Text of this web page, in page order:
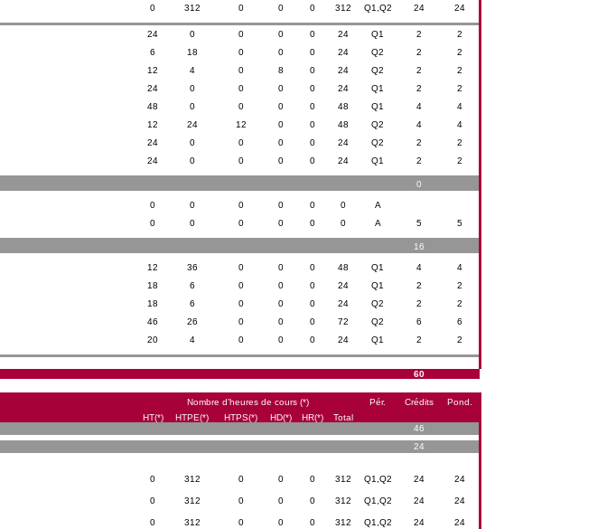
0 312 0 0 0 312 Q1,Q2 24 24
24 0 0 0 0 24 Q1 2 2
6 18 0 0 0 24 Q2 2 2
12 4 0 8 0 24 Q2 2 2
24 0 0 0 0 24 Q1 2 2
48 0 0 0 0 48 Q1 4 4
12 24 12 0 0 48 Q2 4 4
24 0 0 0 0 24 Q2 2 2
24 0 0 0 0 24 Q1 2 2
0
0 0 0 0 0 0 A
0 0 0 0 0 0 A 5 5
16
12 36 0 0 0 48 Q1 4 4
18 6 0 0 0 24 Q1 2 2
18 6 0 0 0 24 Q2 2 2
46 26 0 0 0 72 Q2 6 6
20 4 0 0 0 24 Q1 2 2
60
Nombre d’heures de cours (*) Pér. Crédits
Pond.
HT(*)
HTPE(*) HTPS(*) HD(*) HR(*) Total
46
24
0 312 0 0 0 312 Q1,Q2 24 24
0 312 0 0 0 312 Q1,Q2 24 24
0 312 0 0 0 312 Q1,Q2 24 24